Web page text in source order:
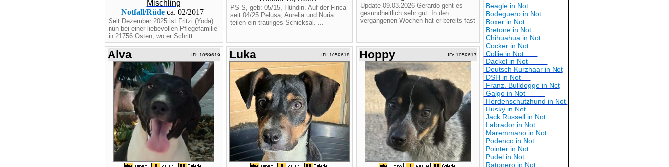
Mischling
Notfall/Rüde ca. 02/2017
Seit Dezember 2025 ist Fritzi (Yoda)
nun bei einer liebevollen Pflegefamilie
in 21756 Osten, wo er Schritt ...
PS S, geb: 05/15, Hündin. Auf der Finca
seit 04/25 Pelusa, Aurelia und Nuria
teilen ein trauriges Schicksal. ...
Update 09.03.2026 Gerardo geht es
gesundheitlich sehr gut. In den
vergangenen Wochen hat er bereits fast
...
Alva ID: 1059619 Luka ID: 1059618 Hoppy ID: 1059617
Beagle in Not
Bodeguero in Not
Boxer in Not
Bretone in Not
Chihuahua in Not
Cocker in Not
Collie in Not
Dackel in Not
Deutsch Kurzhaar in Not
DSH in Not
Franz. Bulldogge in Not
Galgo in Not
Herdenschutzhund in Not
Husky in Not
Jack Russell in Not
Labrador in Not
Maremmano in Not
Podenco in Not
Pointer in Not
Pudel in Not
Ratonero in Not